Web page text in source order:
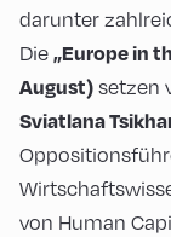
darunter
Die„Europe in
August)setzen
Sviatlana
von Human